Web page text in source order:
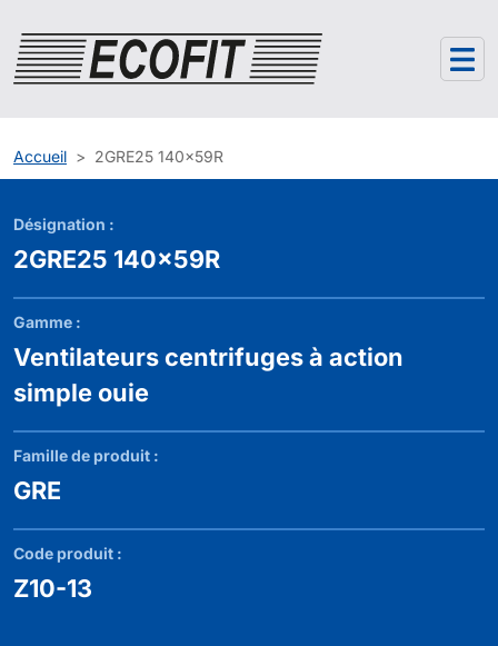
Accueil 2GRE25 140x59R
Désignation :
2GRE25 140x59R
Gamme :
Ventilateurs centrifuges à action
simple ouie
Famille de produit :
GRE
Code produit :
Z10-13